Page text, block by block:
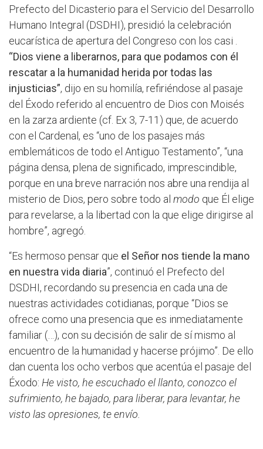
Prefecto del Dicasterio para el Servicio del Desarrollo
Humano Integral (DSDHI), presidió la celebración
eucarística de apertura del Congreso con los casi .
“Dios viene a liberarnos, para que podamos con él
rescatar a la humanidad herida por todas las
injusticias”, dijo en su homilía, refiriéndose al pasaje
del Éxodo referido al encuentro de Dios con Moisés
en la zarza ardiente (cf. Ex 3, 7-11) que, de acuerdo
con el Cardenal, es “uno de los pasajes más
emblemáticos de todo el Antiguo Testamento”, “una
página densa, plena de significado, imprescindible,
porque en una breve narración nos abre una rendija al
misterio de Dios, pero sobre todo al modo que Él elige
para revelarse, a la libertad con la que elige dirigirse al
hombre”, agregó.
“Es hermoso pensar que el Señor nos tiende la mano
en nuestra vida diaria”, continuó el Prefecto del
DSDHI, recordando su presencia en cada una de
nuestras actividades cotidianas, porque “Dios se
ofrece como una presencia que es inmediatamente
familiar (…), con su decisión de salir de sí mismo al
encuentro de la humanidad y hacerse prójimo”. De ello
dan cuenta los ocho verbos que acentúa el pasaje del
Éxodo: He visto, he escuchado el llanto, conozco el
sufrimiento, he bajado, para liberar, para levantar, he
visto las opresiones, te envío.